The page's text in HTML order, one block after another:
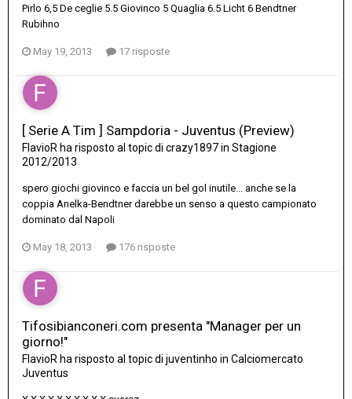
Pirlo 6,5 De ceglie 5.5 Giovinco 5 Quaglia 6.5 Licht 6 Bendtner
Rubihno
May 19, 2013 17 risposte
[ Serie A Tim ] Sampdoria - Juventus (Preview)
FlavioR ha risposto al topic di crazy1897in Stagione
2012/2013
spero giochi giovinco e faccia un bel gol inutile... anche se la
coppia Anelka-Bendtner darebbe un senso a questo campionato
dominato dal Napoli
May 18, 2013 176 risposte
Tifosibianconeri.com presenta "Manager per un
giorno!"
FlavioR ha risposto al topic di juventinho in Calciomercato
Juventus